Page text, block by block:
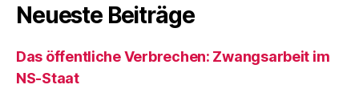
Neueste Beiträge
Das öffentliche Verbrechen: Zwangsarbeit im
NS-Staat